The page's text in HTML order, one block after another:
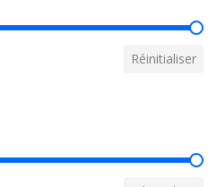
Réinitialiser